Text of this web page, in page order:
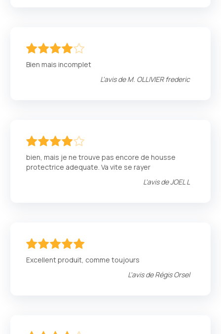
Bien mais incomplet
L'avis deM. OLLIVIER frederic
bien, mais je ne trouve pas encore de housse
protectrice adequate. Va vite se rayer
L'avis deJOEL L
Excellent produit, comme toujours
L'avis deRégis Orsel